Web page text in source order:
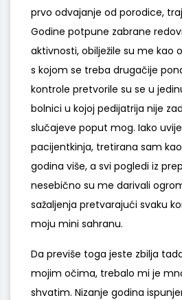
prvo odvajanje od porodice,
Godine potpune zabrane
aktivnosti, obilježile su me kao
s kojom se treba drugačije
kontrole pretvorile su se u
bolnici u kojoj pedijatrija nije
slučajeve poput mog. Iako
pacijentkinja, tretirana sam
godina više, a svi pogledi iz
nesebično su me darivali
sažaljenja pretvarajući svaku
moju mini sahranu.
Da previše toga jeste zbilja
mojim očima, trebalo mi je
shvatim. Nizanje godina